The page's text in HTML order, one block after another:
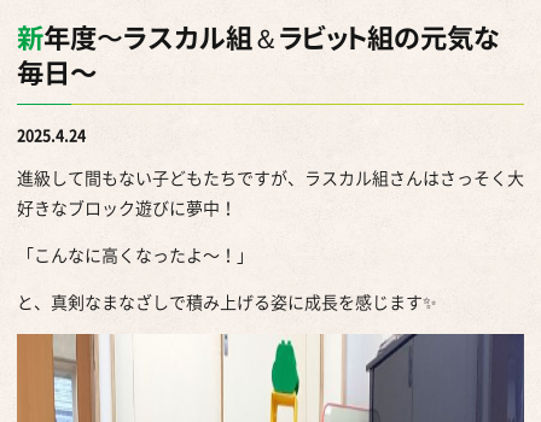
新年度〜ラスカル組＆ラビット組の元気な
毎日～
2025.4.24
進級して間もない子どもたちですが、ラスカル組さんはさっそく大
好きなブロック遊びに夢中！
「こんなに高くなったよ～！」
と、真剣なまなざしで積み上げる姿に成長を感じます✨